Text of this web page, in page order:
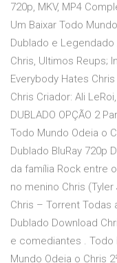
720p, MKV, MP4
Um Baixar Todo
Dublado e
Chris, Ultimos Reups;
Everybody Hates
Chris Criador: Ali
DUBLADO OPÇÃO 2
Todo Mundo Odeia o
Dublado BluRay 720p
da família Rock entre
no menino Chris
Chris – Torrent Todas
Dublado Download
e comediantes . Todo
Mundo Odeia o Chris